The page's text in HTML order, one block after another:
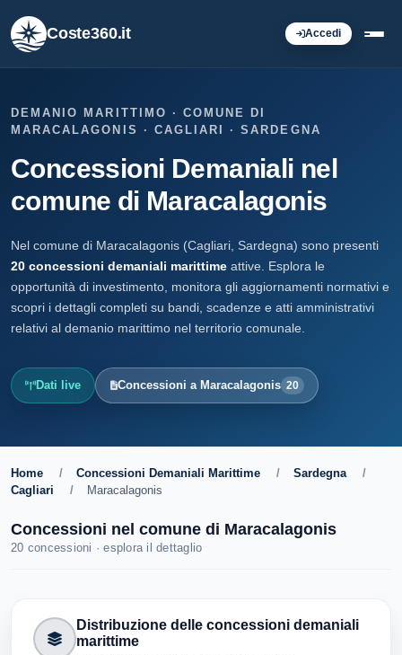
Coste360.it Accedi
DEMANIO MARITTIMO · COMUNE DI
MARACALAGONIS · CAGLIARI · SARDEGNA
Concessioni Demaniali nel
comune di Maracalagonis
Nel comune di Maracalagonis (Cagliari, Sardegna) sono presenti
20 concessioni demaniali marittime attive. Esplora le
opportunità di investimento, monitora gli aggiornamenti normativi e
scopri i dettagli completi su bandi, scadenze e atti amministrativi
relativi al demanio marittimo nel territorio comunale.
Dati live Concessioni a Maracalagonis 20
Home / Concessioni Demaniali Marittime / Sardegna
/
Cagliari
/ Maracalagonis
Concessioni nel comune di Maracalagonis
20 concessioni · esplora il dettaglio
Distribuzione delle concessioni demaniali
marittime